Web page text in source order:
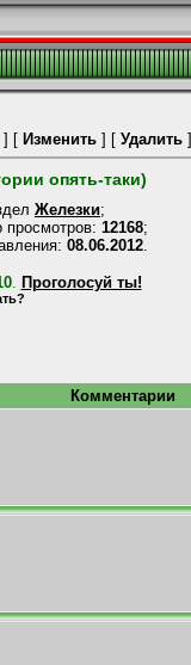
[ Изменить] [ Удалить]
опять-таки)
Железки;
просмотров: 12168;
08.06.2012
. Проголосуй ты!
Комментарии